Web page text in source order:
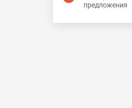
предложения